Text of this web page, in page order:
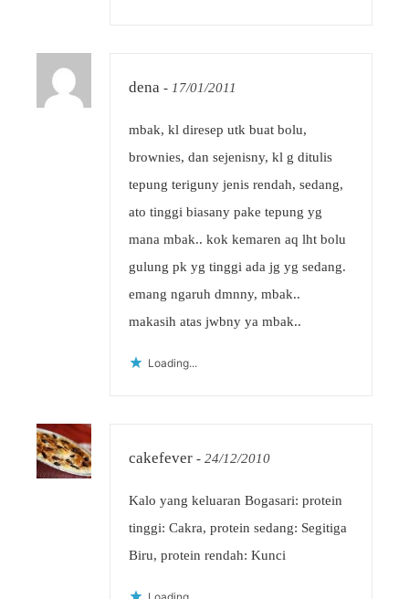
dena - 17/01/2011
mbak, kl diresep utk buat bolu,
brownies, dan sejenisny, kl g ditulis
tepung teriguny jenis rendah, sedang,
ato tinggi biasany pake tepung yg
mana mbak.. kok kemaren aq lht bolu
gulung pk yg tinggi ada jg yg sedang.
emang ngaruh dmnny, mbak..
makasih atas jwbny ya mbak..
Loading...
cakefever - 24/12/2010
Kalo yang keluaran Bogasari: protein
tinggi: Cakra, protein sedang: Segitiga
Biru, protein rendah: Kunci